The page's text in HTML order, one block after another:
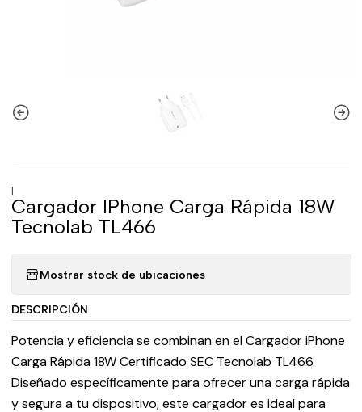
|
Cargador IPhone Carga Rápida 18W
Tecnolab TL466
Mostrar stock de ubicaciones
DESCRIPCIÓN
Potencia y eficiencia se combinan en el Cargador iPhone
Carga Rápida 18W Certificado SEC Tecnolab TL466.
Diseñado específicamente para ofrecer una carga rápida
y segura a tu dispositivo, este cargador es ideal para